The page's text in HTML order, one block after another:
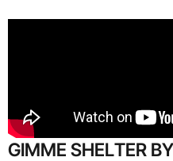
GIMME SHELTER